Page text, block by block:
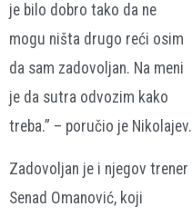
je bilo dobro tako da ne
mogu ništa drugo reći osim
da sam zadovoljan. Na meni
je da sutra odvozim kako
treba.” – poručio je Nikolajev.
Zadovoljan je i njegov trener
Senad Omanović, koji